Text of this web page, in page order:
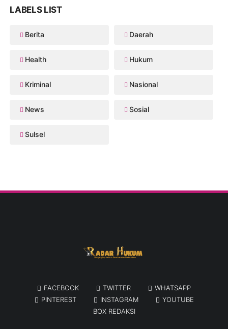
LABELS LIST
Berita Daerah
Health Hukum
Kriminal Nasional
News Sosial
Sulsel
FACEBOOK TWITTER
WHATSAPP
PINTEREST
INSTAGRAM
YOUTUBE
BOX REDAKSI